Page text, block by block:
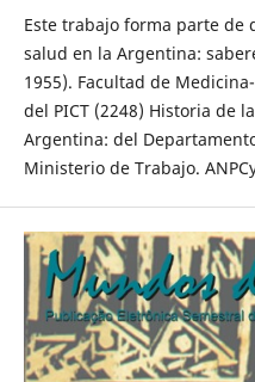
Este trabajo forma parte de
salud en la Argentina:
1955). Facultad de
del PICT (2248) Historia de
Argentina: del
Ministerio de Trabajo.